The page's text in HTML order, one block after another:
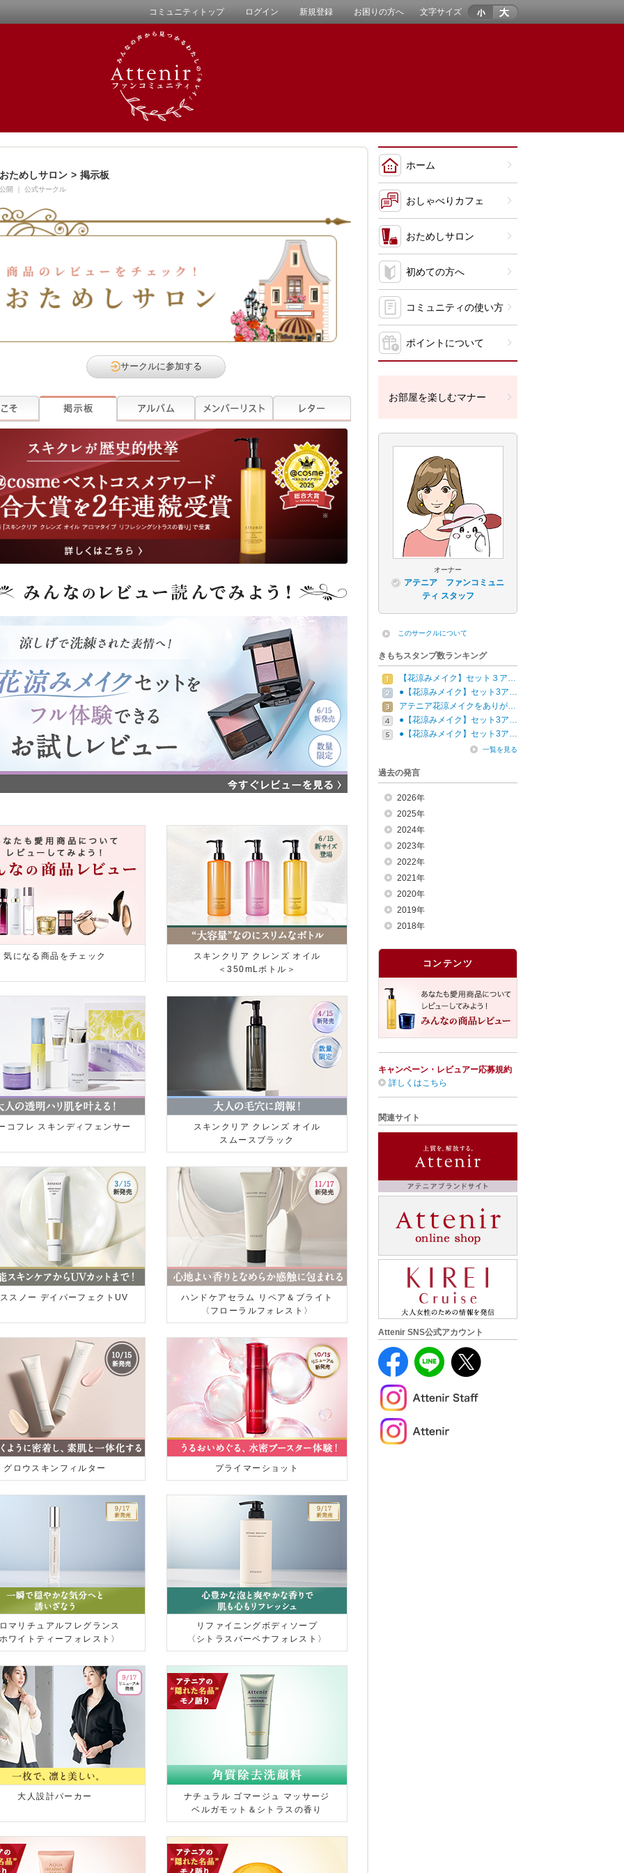
コミュニティトップ ログイン 新規登録 お困りの方へ 文字サイズ
おためしサロン > 掲示板
公開 公式サークル
サークルに参加する
気になる商品をチェック
スキンクリア クレンズ オイル
＜350mLボトル＞
コフレ スキンディフェンサー
スキンクリア クレンズ オイル
スムースブラック
スノー デイパーフェクトUV
ハンドケアセラム リペア＆ブライト
〈フローラルフォレスト〉
グロウスキンフィルター プライマーショット
マリチュアルフレグランス
ワイトティーフォレスト〉
リファイニングボディソープ
〈シトラスバーベナフォレスト〉
大人設計パーカー
ナチュラル ゴマージュ マッサージ
ベルガモット＆シトラスの香り
ホーム
おしゃべりカフェ
おためしサロン
初めての方へ
コミュニティの使い方
ポイントについて
お部屋を楽しむマナー
オーナー
アテニア ファンコミュニ
ティ スタッフ
このサークルについて
きもちスタンプ数ランキング
【花涼みメイク】セット３ア…
●【花涼みメイク】セット3ア…
アテニア花涼メイクをありが…
●【花涼みメイク】セット3ア…
●【花涼みメイク】セット3ア…
一覧を見る
過去の発言
2026年
2025年
2024年
2023年
2022年
2021年
2020年
2019年
2018年
コンテンツ
キャンペーン・レビュアー応募規約
詳しくはこちら
関連サイト
Attenir SNS公式アカウント